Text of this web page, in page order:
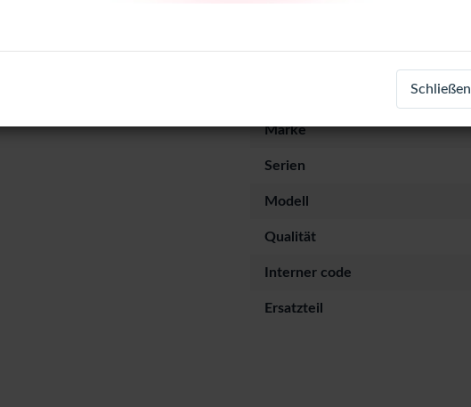
Marke
Serien
Modell
Qualität
Interner code
Ersatzteil
Schließen